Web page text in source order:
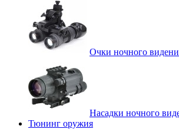
Очки ночного
Насадки ночного
Тюнинг оружия